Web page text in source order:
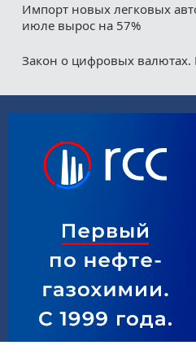
Импорт новых легковых
июле вырос на 57%
Закон о цифровых валютах.